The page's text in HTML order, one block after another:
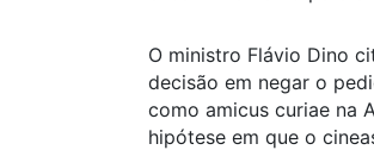
O ministro Flávio Dino
decisão em negar o
como amicus curiae na
hipótese em que o